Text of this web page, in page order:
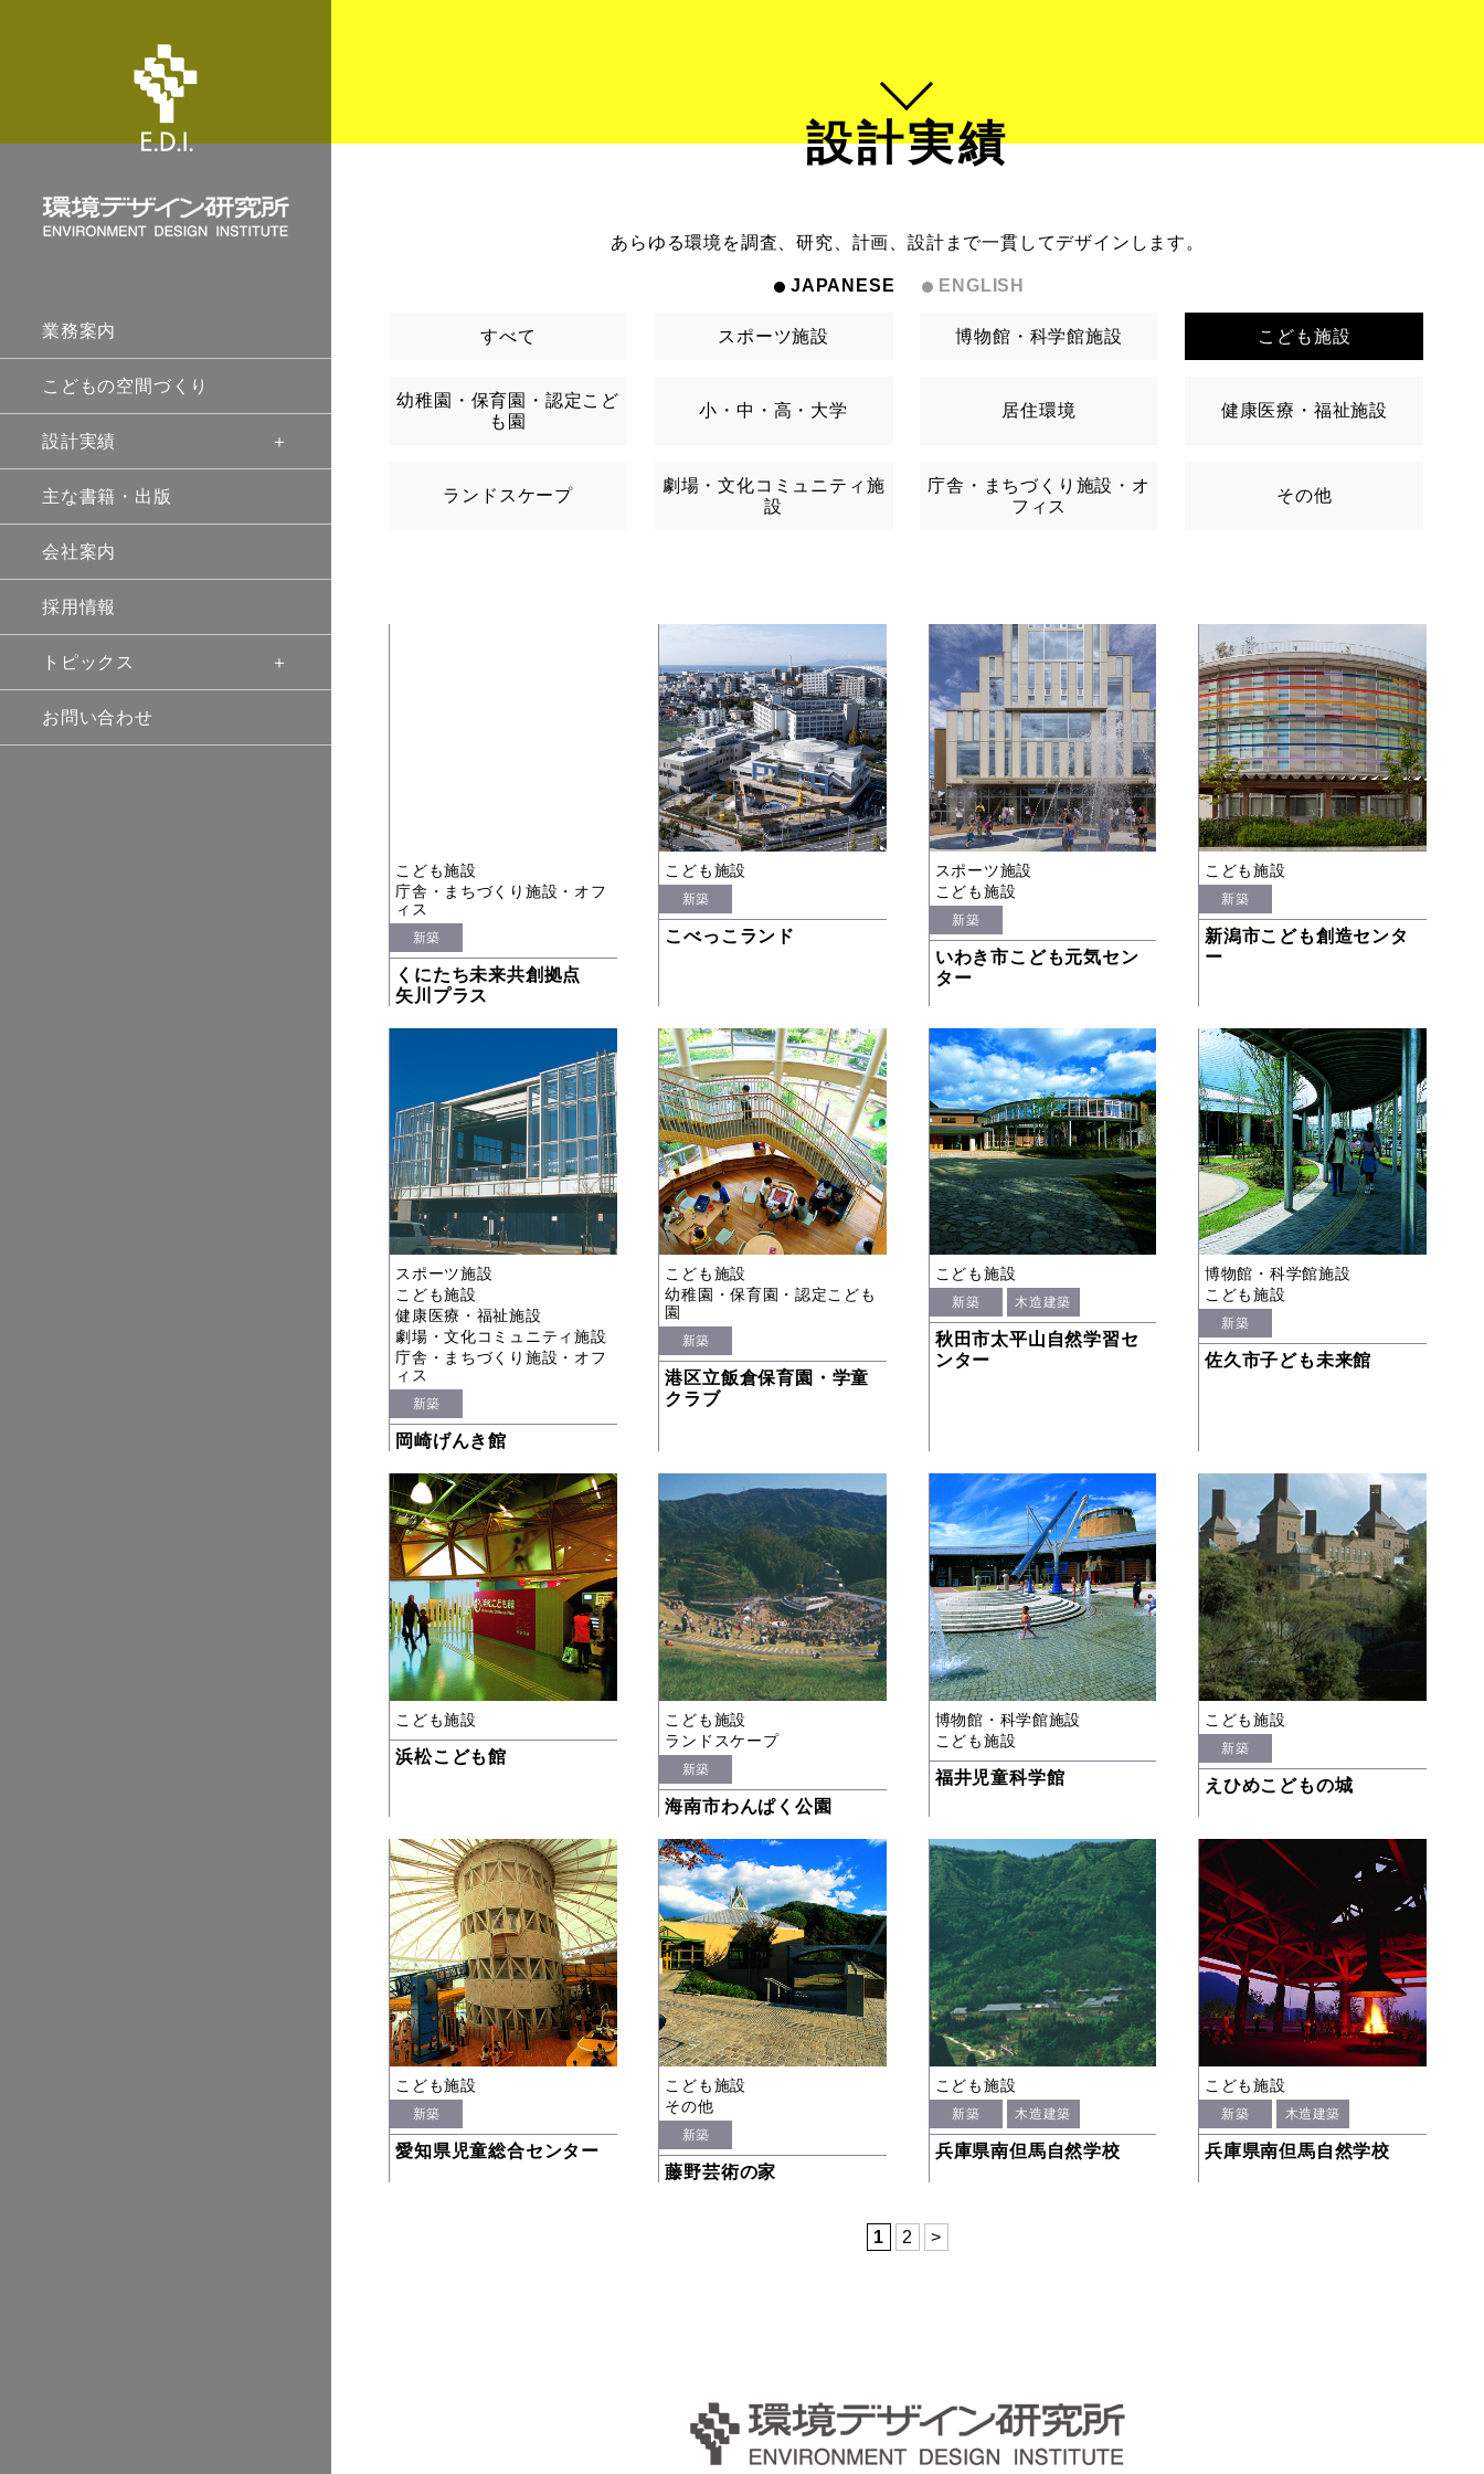
業務案内
こどもの空間づくり
設計実績
主な書籍・出版
会社案内
採用情報
トピックス
お問い合わせ
設計実績
あらゆる環境を調査、研究、計画、設計まで一貫してデザインします。
JAPANESE ENGLISH
すべて スポーツ施設 博物館・科学館施設 こども施設
幼稚園・保育園・認定こど
も園
小・中・高・大学 居住環境 健康医療・福祉施設
ランドスケープ
劇場・文化コミュニティ施
設
庁舎・まちづくり施設・オ
フィス
その他
こども施設
庁舎・まちづくり施設・オフ
ィス
新築
くにたち未来共創拠点
矢川プラス
こども施設
新築
こべっこランド
スポーツ施設
こども施設
新築
いわき市こども元気セン
ター
こども施設
新築
新潟市こども創造センタ
ー
スポーツ施設
こども施設
健康医療・福祉施設
劇場・文化コミュニティ施設
庁舎・まちづくり施設・オフ
ィス
新築
岡崎げんき館
こども施設
幼稚園・保育園・認定こども
園
新築
港区立飯倉保育園・学童
クラブ
こども施設
新築 木造建築
秋田市太平山自然学習セ
ンター
博物館・科学館施設
こども施設
新築
佐久市子ども未来館
こども施設
浜松こども館
こども施設
ランドスケープ
新築
海南市わんぱく公園
博物館・科学館施設
こども施設
福井児童科学館
こども施設
新築
えひめこどもの城
こども施設
新築
愛知県児童総合センター
こども施設
その他
新築
藤野芸術の家
こども施設
新築 木造建築
兵庫県南但馬自然学校
こども施設
新築 木造建築
兵庫県南但馬自然学校
1 2 >